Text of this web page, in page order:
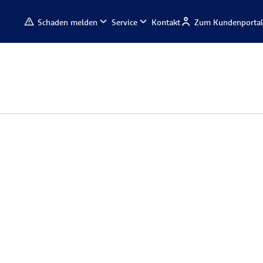
Schaden melden Service Kontakt Zum Kundenportal